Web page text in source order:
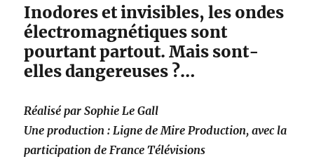
Inodores et invisibles, les ondes
électromagnétiques sont
pourtant partout. Mais sont-
elles dangereuses ?…
Réalisé par Sophie Le Gall
Une production : Ligne de Mire Production, avec la
participation de France Télévisions